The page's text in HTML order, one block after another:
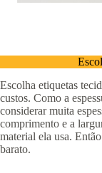
Escolha etiquetas
custos. Como a
considerar muita
comprimento e a
material ela usa.
barato.